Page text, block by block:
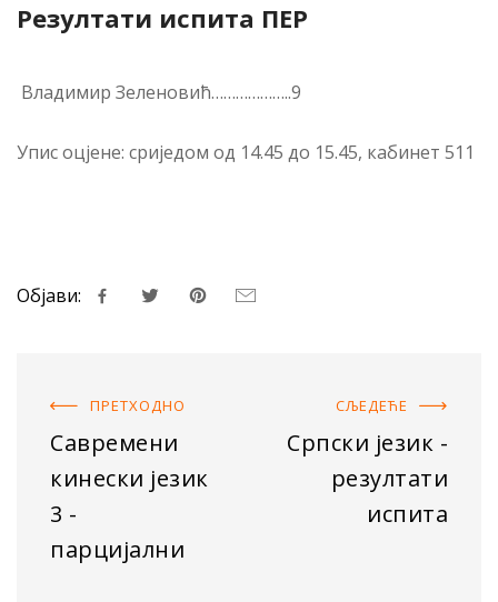
Резултати испита ПЕР
Владимир Зеленовић………………..9
Упис оцјене: сриједом од 14.45 до 15.45, кабинет 511
Објави:
ПРЕТХОДНO
Савремени
кинески језик
3 -
парцијални
СЉЕДЕЋE
Српски језик -
резултати
испита